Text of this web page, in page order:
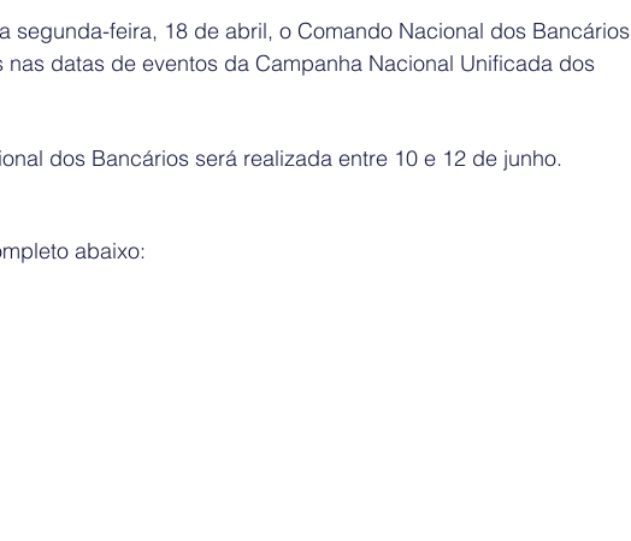
segunda-feira, 18 de abril, o Comando Nacional dos Bancários
datas de eventos da Campanha Nacional Unificada dos
dos Bancários será realizada entre 10 e 12 de junho.
abaixo: